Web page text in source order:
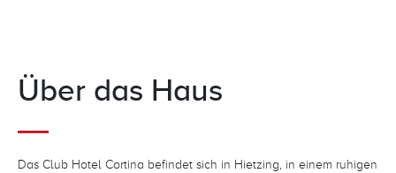
Über das Haus
Das Club Hotel Cortina befindet sich in Hietzing, in einem ruhigen